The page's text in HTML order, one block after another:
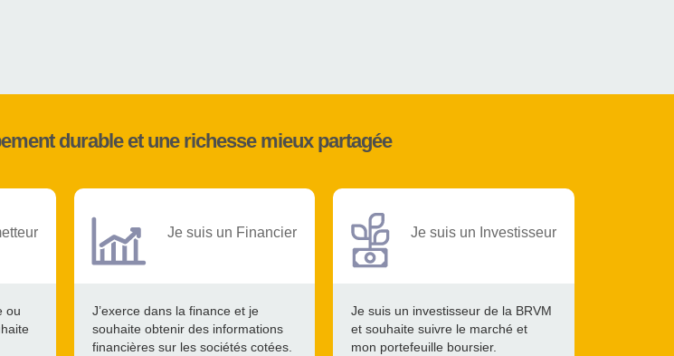
durable et une richesse mieux partagée
ou
Je suis un Financier
J’exerce dans la finance et je
souhaite obtenir des informations
financières sur les sociétés cotées.
Je suis un Investisseur
Je suis un investisseur de la BRVM
et souhaite suivre le marché et
mon portefeuille boursier.